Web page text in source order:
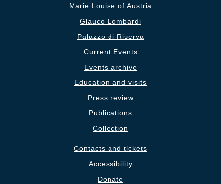
Marie Louise of Austria
Glauco Lombardi
Palazzo di Riserva
Current Events
Events archive
Education and visits
Press review
Publications
Collection
Contacts and tickets
Accessibility
Donate